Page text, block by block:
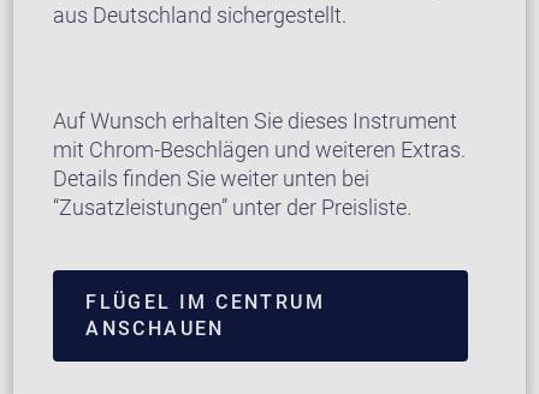
aus Deutschland sichergestellt.
Auf Wunsch erhalten Sie dieses Instrument
mit Chrom-Beschlägen und weiteren Extras.
Details finden Sie weiter unten bei
“Zusatzleistungen” unter der Preisliste.
FLÜGEL IM CENTRUM
ANSCHAUEN